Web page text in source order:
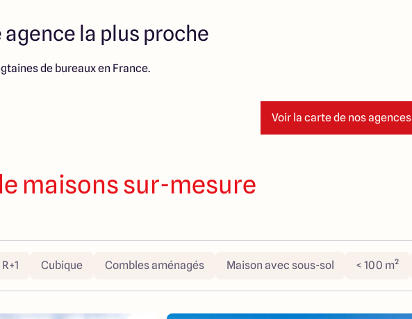
la plus proche
de bureaux en France.
Voir la carte de nos agences
maisons sur-mesure
Cubique Combles aménagés Maison avec sous-sol < 100 m²